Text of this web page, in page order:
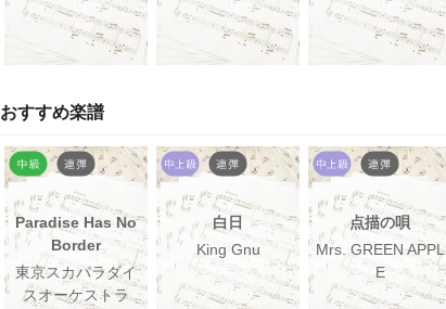
おすすめ楽譜
Paradise Has No
Border
東京スカパラダイ
スオーケストラ
白日
King Gnu
点描の唄
Mrs. GREEN APPL
E